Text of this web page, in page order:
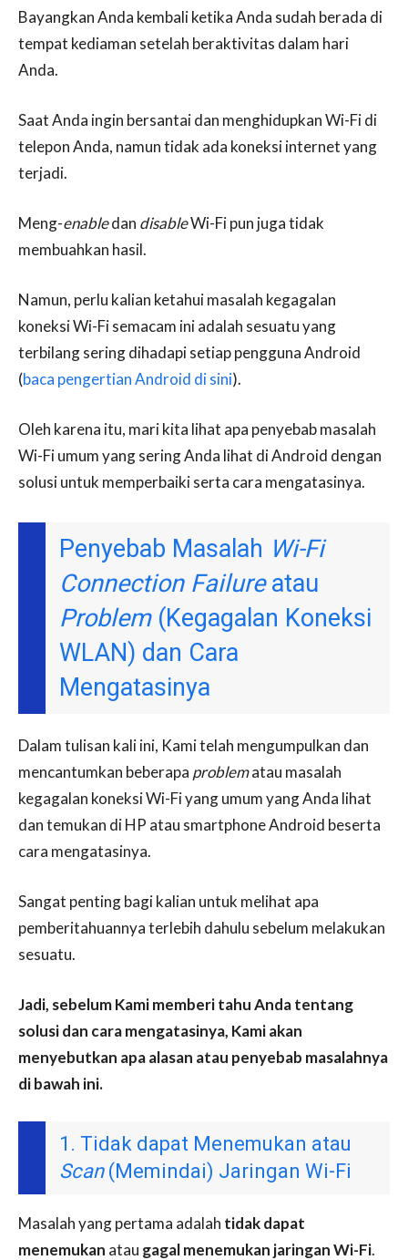
Bayangkan Anda kembali ketika Anda sudah berada di
tempat kediaman setelah beraktivitas dalam hari
Anda.
Saat Anda ingin bersantai dan menghidupkan Wi-Fi di
telepon Anda, namun tidak ada koneksi internet yang
terjadi.
Meng-enabledan disableWi-Fi pun juga tidak
membuahkan hasil.
Namun, perlu kalian ketahui masalah kegagalan
koneksi Wi-Fi semacam ini adalah sesuatu yang
terbilang sering dihadapi setiap pengguna Android
(baca pengertian Android di sini).
Oleh karena itu, mari kita lihat apa penyebab masalah
Wi-Fi umum yang sering Anda lihat di Android dengan
solusi untuk memperbaiki serta cara mengatasinya.
Penyebab Masalah Wi-Fi
Connection Failureatau
Problem(Kegagalan Koneksi
WLAN) dan Cara
Mengatasinya
Dalam tulisan kali ini, Kami telah mengumpulkan dan
mencantumkan beberapa problematau masalah
kegagalan koneksi Wi-Fi yang umum yang Anda lihat
dan temukan di HP atau smartphone Android beserta
cara mengatasinya.
Sangat penting bagi kalian untuk melihat apa
pemberitahuannya terlebih dahulu sebelum melakukan
sesuatu.
Jadi, sebelum Kami memberi tahu Anda tentang
solusi dan cara mengatasinya, Kami akan
menyebutkan apa alasan atau penyebab masalahnya
di bawah ini.
1. Tidak dapat Menemukan atau
Scan(Memindai) Jaringan Wi-Fi
Masalah yang pertama adalah tidak dapat
menemukan atau gagal menemukan jaringan Wi-Fi.